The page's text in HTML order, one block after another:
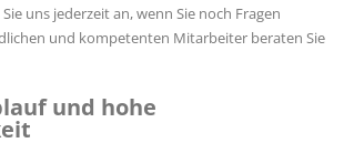
uns jederzeit an, wenn Sie noch Fragen
und kompetenten Mitarbeiter beraten Sie
und hohe